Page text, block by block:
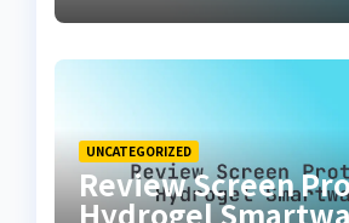
UNCATEGORIZED
Review Screen
Hydrogel